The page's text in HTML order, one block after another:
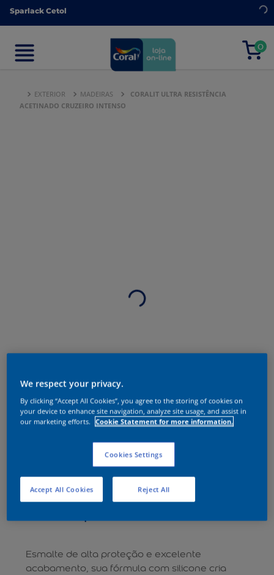
Sparlack Cetol
0
Sparlack Cetol
0
EXTERIOR MADEIRAS
CORALIT ULTRA RESISTÊNCIA
ACETINADO CRUZEIRO INTENSO
Esmalte de alta proteção e excelente
acabamento, sua fórmula com silicone cria
We respect your privacy.
By clicking “Accept All Cookies”, you agree to the storing of cookies on
your device to enhance site navigation, analyze site usage, and assist in
our marketing efforts.
Cookie Statement for more information.
Cookies Settings
Reject All
Accept All Cookies